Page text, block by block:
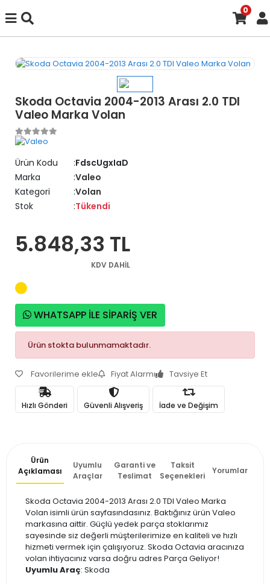
0
Skoda Octavia 2004-2013 Arası 2.0 TDI
Valeo Marka Volan
Ürün Kodu
FdscUgxIaD
Marka
Valeo
Kategori
Volan
Stok
Tükendi
5.848,33 TL
KDV DAHİL
WHATSAPP İLE SİPARİŞ VER
Ürün stokta bulunmamaktadır.
Favorilerime ekle Fiyat Alarmı Tavsiye Et
Hızlı Gönderi Güvenli Alışveriş İade ve Değişim
Ürün
Açıklaması
Uyumlu
Araçlar
Garanti ve
Teslimat
Taksit
Seçenekleri
Yorumlar
Skoda Octavia 2004-2013 Arası 2.0 TDI Valeo Marka
Volan isimli ürün sayfasındasınız. Baktığınız ürün Valeo
markasına aittir. Güçlü yedek parça stoklarımız
sayesinde siz değerli müşterilerimize en kaliteli ve hızlı
hizmeti vermek için çalışıyoruz. Skoda Octavia aracınıza
volan ihtiyacınız varsa doğru adres Parça Geliyor!
Uyumlu Araç: Skoda